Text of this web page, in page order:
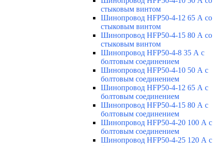
стыковым винтом
Шинопровод HFP50-4-12 65 А со
стыковым винтом
Шинопровод HFP50-4-15 80 А со
стыковым винтом
Шинопровод HFP50-4-8 35 А с
болтовым соединением
Шинопровод HFP50-4-10 50 А с
болтовым соединением
Шинопровод HFP50-4-12 65 А с
болтовым соединением
Шинопровод HFP50-4-15 80 А с
болтовым соединением
Шинопровод HFP50-4-20 100 А с
болтовым соединением
Шинопровод HFP50-4-25 120 А с